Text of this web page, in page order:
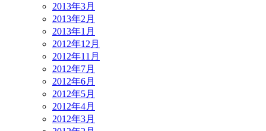
2013年3月
2013年2月
2013年1月
2012年12月
2012年11月
2012年7月
2012年6月
2012年5月
2012年4月
2012年3月